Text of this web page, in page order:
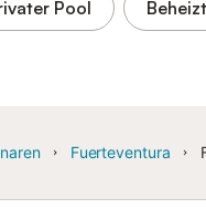
Pool
Fuerteventura